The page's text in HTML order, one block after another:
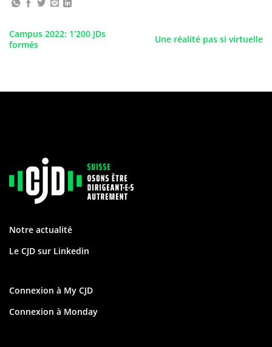
Campus 2022: 1’200 JDs
formés
Une réalité pas si virtuelle
Notre actualité
Le CJD sur Linkedin
Connexion à My CJD
Connexion à Monday